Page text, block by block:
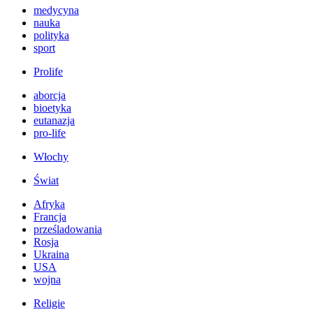
medycyna
nauka
polityka
sport
Prolife
aborcja
bioetyka
eutanazja
pro-life
Włochy
Świat
Afryka
Francja
prześladowania
Rosja
Ukraina
USA
wojna
Religie